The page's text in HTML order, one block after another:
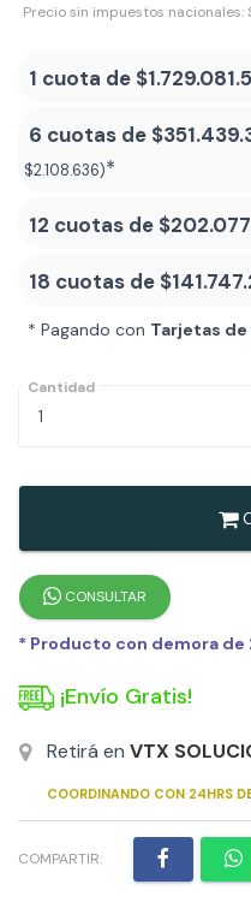
Precio sin impuestos nacionales:
1 cuota de
6 cuotas de
$2.108.636)*
12 cuotas de
18 cuotas de
* Pagando con Tarjetas
Cantidad
CONSULTAR
* Producto con demora
¡Envío Gratis!
Retirá en VTX
COORDINANDO CON 24HRS
COMPARTIR: